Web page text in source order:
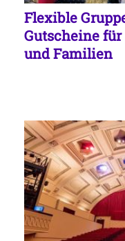
Flexible
Gutscheine
und Familien